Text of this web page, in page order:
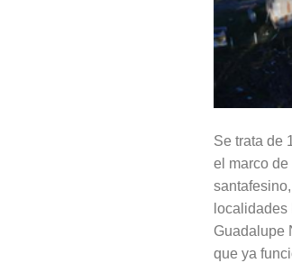
Se trata de
el marco
Guadalupe
que ya